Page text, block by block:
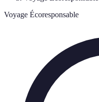
Voyage Écoresponsable